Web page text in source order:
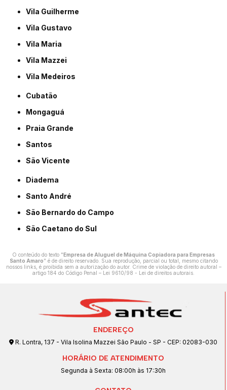
Vila Guilherme
Vila Gustavo
Vila Maria
Vila Mazzei
Vila Medeiros
Cubatão
Mongaguá
Praia Grande
Santos
São Vicente
Diadema
Santo André
São Bernardo do Campo
São Caetano do Sul
O conteúdo do texto "Empresa de Aluguel de Máquina Copiadora para Empresas
Santo Amaro" é de direito reservado. Sua reprodução, parcial ou total, mesmo citando
nossos links, é proibida sem a autorização do autor. Crime de violação de direito autoral –
artigo 184 do Código Penal – Lei 9610/98 - Lei de direitos autorais
ENDEREÇO
R. Lontra, 137 - Vila Isolina Mazzei São Paulo - SP - CEP: 02083-030
HORÁRIO DE ATENDIMENTO
Segunda à Sexta: 08:00h às 17:30h